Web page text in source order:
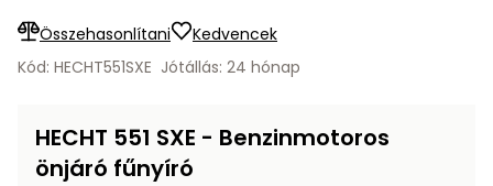
Hómaró
és
kiegészítő
Összehasonlítani
Kedvencek
Kód: HECHT551SXE Jótállás: 24 hónap
HECHT 551 SXE - Benzinmotoros
önjáró fűnyíró